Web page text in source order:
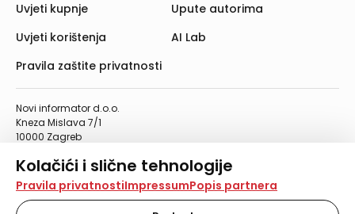
Kolačići i slične tehnologije
Na našoj web stranici koristimo kolačiće i slične
tehnologije za pohranu, čitanje i obradu informacija na
Pravila privatnostiImpressumPopis partnera
Novi informator d.o.o.
Kneza Mislava 7/1
10000 Zagreb
Telefaks: 01/4612-553
info@informator.hr
Uvjeti kupnje
Uvjeti korištenja
Pravila zaštite privatnosti
Upute autorima
AI Lab